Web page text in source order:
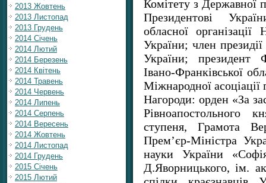
2013 Жовтень
2013 Листопад
2013 Грудень
2014 Січень
2014 Лютий
2014 Березень
2014 Квітень
2014 Травень
2014 Червень
2014 Липень
2014 Серпень
2014 Вересень
2014 Жовтень
2014 Листопад
2014 Грудень
2015 Січень
2015 Лютий
Комітету з Державної
Президентові
обласної організації
України; член
України; президент
Івано-Франківської
Міжнародної асоціації
Нагороди: орден «За
Рівноапостольного
ступеня, Грамота
Прем’єр-Міністра
науки України
Д.Яворницького, ім.